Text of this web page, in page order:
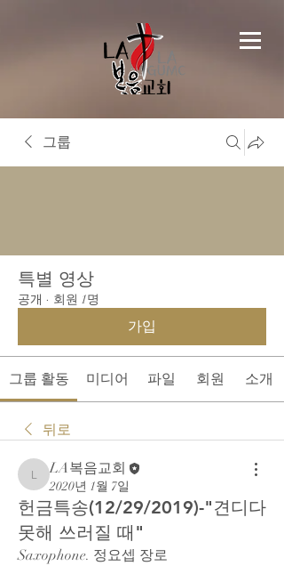
그룹
특별 영상
공개 · 회원 1명
가입
그룹 활동 미디어 파일 회원 소개
뒤로
LA복음교회
LA복음교회
2020년 1월 7일
헌금특송(12/29/2019)-"견디다
못해 쓰러질 때"
Saxophone. 정요셉 장로